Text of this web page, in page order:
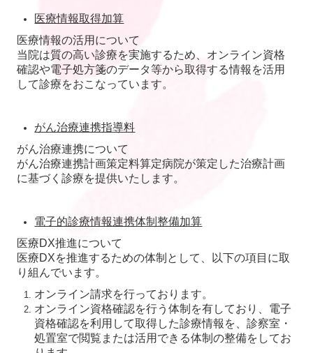
医療情報取得加算
医療情報の活用について
当院は質の高い診療を実施するため、オンライン資格
確認や電子処方箋のデータ等から取得する情報を活用
して診療をおこなっています。
がん治療連携指導料
がん治療連携について
がん治療連携計画策定料算定病院が策定した治療計画
に基づく診療を提供いたします。
電子的診療情報連携体制整備加算
医療DX推進について
医療DXを推進するための体制として、以下の項目に取
り組んでいます。
オンライン請求を行っております。
オンライン資格確認を行う体制を有しており、電子
資格確認を利用して取得した診療情報を、診察室・
処置室で閲覧または活用できる体制の整備をしてお